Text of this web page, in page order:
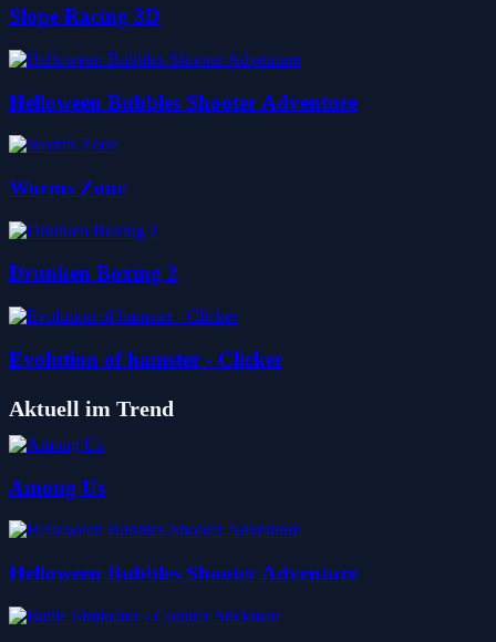
Slope Racing 3D
Helloween Bubbles Shooter Adventure
Worms Zone
Drunken Boxing 2
Evolution of hamster - Clicker
Aktuell im Trend
Among Us
Helloween Bubbles Shooter Adventure